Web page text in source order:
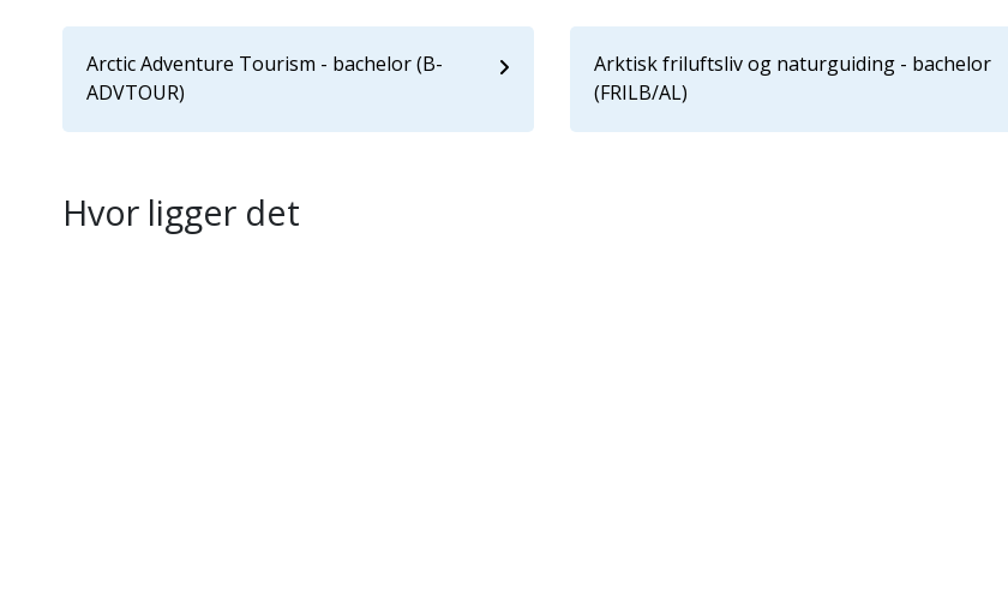
Arctic Adventure Tourism - bachelor (B-
ADVTOUR)
Arktisk friluftsliv og naturguiding - bachelor
(FRILB/AL)
Hvor ligger det